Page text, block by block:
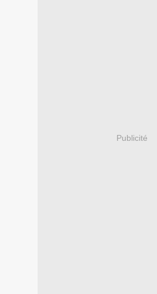
Publicité